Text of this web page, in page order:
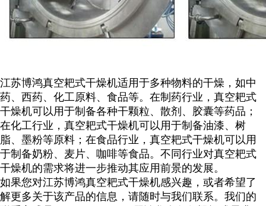
江苏博鸿真空耙式干燥机适用于多种物料的干燥，如中
药、西药、化工原料、食品等。在制药行业，真空耙式
干燥机可以用于制备各种干颗粒、散剂、胶囊等药品；
在化工行业，真空耙式干燥机可以用于制备油漆、树
脂、墨粉等原料；在食品行业，真空耙式干燥机可以用
于制备奶粉、麦片、咖啡等食品。不同行业对真空耙式
干燥机的需求将进一步推动其应用前景的发展。
如果您对江苏博鸿真空耙式干燥机感兴趣，或者希望了
解更多关于该产品的信息，请随时与我们联系。我们的